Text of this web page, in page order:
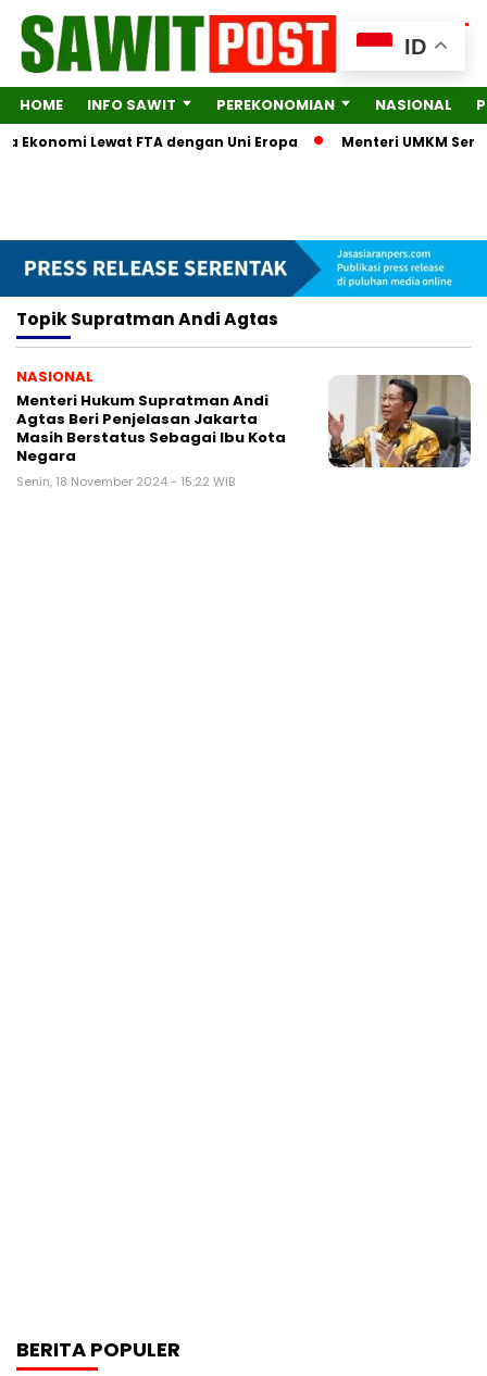
HOME INFO SAWIT PEREKONOMIAN NASIONAL
Lewat FTA dengan Uni Eropa Menteri UMKM
TopikSupratman Andi Agtas
NASIONAL
Menteri Hukum Supratman Andi
Agtas Beri Penjelasan Jakarta
Masih Berstatus Sebagai Ibu Kota
Negara
Senin, 18 November 2024 - 15:22 WIB
BERITA POPULER
ID